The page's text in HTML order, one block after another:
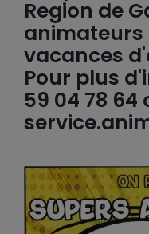
Region de
animateurs
vacances
Pour plus
59 04 78 64